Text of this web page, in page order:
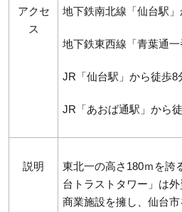
アクセ
ス
地下鉄南北線「仙台駅
地下鉄東西線「青葉通
JR「仙台駅」から徒歩8
JR「あおば通駅」から
説明
東北一の高さ180ｍを誇
台トラストタワー」は
商業施設を擁し、仙台